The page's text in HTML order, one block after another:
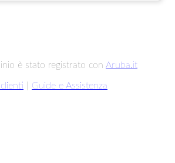
è stato registrato con Aruba.it
Guide e Assistenza